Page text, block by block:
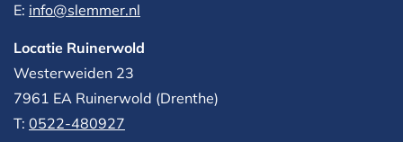
E: info@slemmer.nl
Locatie Ruinerwold
Westerweiden 23
7961 EA Ruinerwold (Drenthe)
T: 0522-480927‬